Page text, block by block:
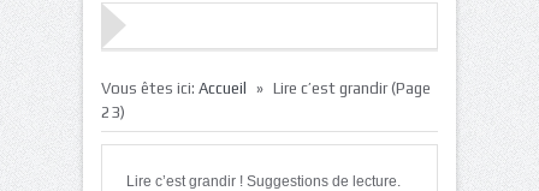
Vous êtes ici: Accueil » Lire c’est grandir(Page
23)
Lire c’est grandir ! Suggestions de lecture.